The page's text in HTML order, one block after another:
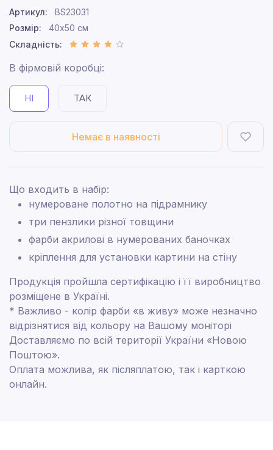
Артикул:
BS23031
Розмір:
40x50 см
Складність:
В фірмовій коробці:
НІ ТАК
Немає в наявності
Що входить в набір:
нумероване полотно на підрамнику
три пензлики різної товщини
фарби акрилові в нумерованих баночках
кріплення для установки картини на стіну
Продукція пройшла сертифікацію і її виробництво
розміщене в Україні.
* Важливо - колір фарби «в живу» може незначно
відрізнятися від кольору на Вашому моніторі
Доставляємо по всій території України «Новою
Поштою».
Оплата можлива, як післяплатою, так і карткою
онлайн.